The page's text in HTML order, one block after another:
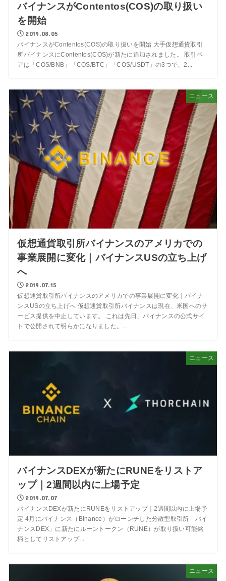
バイナンスがContentos(COS)の取り扱い
を開始
2019.08.05
バイナンスがContentos(COS)の取り扱いを開始 大手仮想通貨取引
所バイナンスにContentos(COS)が新たに追加されました。 取引ペ
アは「COS/BNB」「COS/BTC」「COS/USDT」の3つで、2...
ニュース
仮想通貨取引所バイナンスのアメリカでの
事業展開に変化｜バイナンスUSの立ち上げ
へ
2019.07.15
仮想通貨取引所バイナンスのアメリカでの事業展開に変化｜バイナ
ンスUSの立ち上げへ 仮想通貨取引所バイナンスは現在、米国へのサ
ービス提供を中止しています。 これは先日、バイナンスの公式サイ
トで公開されて明らかになりました。...
ニュース
バイナンスDEXが新たにRUNEをリストア
ップ｜2週間以内に上場予定
2019.07.07
バイナンスDEXが新たにRUNEをリストアップ｜2週間以内に上場予
定 4月にバイナンス（Binance）がローンチした分散型取引所「バイ
ナンスDEX」に新たにルーントークン（RUNE）が取り扱い可能銘
柄としてリストアップ...
ニュース